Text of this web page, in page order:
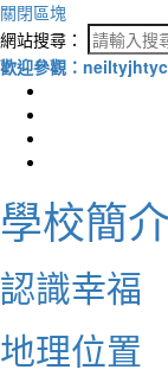
關閉區塊
網站搜尋：
歡迎參觀：
學校簡介
認識幸福
地理位置